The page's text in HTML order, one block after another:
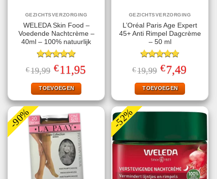
GEZICHTSVERZORGING
WELEDA Skin Food –
Voedende Nachtcrème –
40ml – 100% natuurlijk
Gewaardeerd
5.00uit 5
€19,99 Oorspronkelijke
prijs
was:
€19,99.
€11,95prijs
TOEVOEGEN
GEZICHTSVERZORGING
L’Oréal Paris Age Expert
45+ Anti Rimpel Dagcrème
– 50 ml
Gewaardeerd
4.80uit 5
€19,99 Oorspronkelijke
prijs
was:
€19,99.
€7,49Huidige
prijs
TOEVOEGEN
-90% -52%